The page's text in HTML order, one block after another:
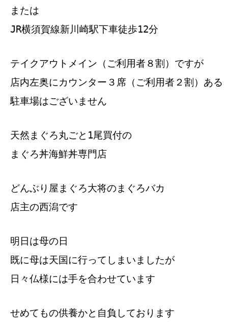
または
JR横須賀線新川崎駅下車徒歩12分
テイクアウトメイン（ご利用者８割）ですが
店内左奥にカウンター３席（ご利用者２割）ある
駐車場はございません
天然まぐろ丸ごと1尾買付の
まぐろ丼海鮮丼専門店
どんぶり屋まぐろ大将のまぐろバカ
店主の西潟です
明日は母の日
既に母は天国に行ってしまいましたが
日々仏様には手を合わせています
せめてもの供養かと自負しております